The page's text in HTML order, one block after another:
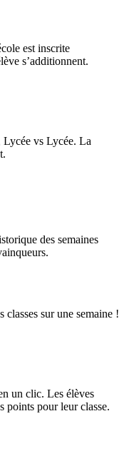
est inscrite
s’additionnent.
vs Lycée. La
des semaines
sur une semaine !
un clic. Les élèves
points pour leur classe.